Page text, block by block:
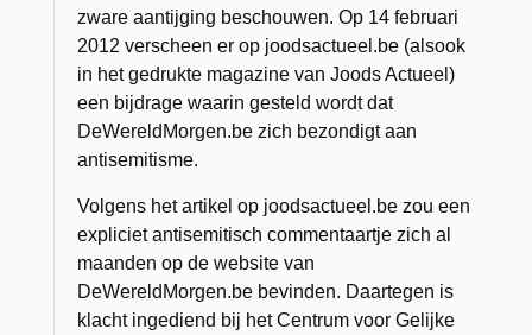
zware aantijging beschouwen. Op 14 februari
2012 verscheen er op joodsactueel.be (alsook
in het gedrukte magazine van Joods Actueel)
een bijdrage waarin gesteld wordt dat
DeWereldMorgen.be zich bezondigt aan
antisemitisme.
Volgens het artikel op joodsactueel.be zou een
expliciet antisemitisch commentaartje zich al
maanden op de website van
DeWereldMorgen.be bevinden. Daartegen is
klacht ingediend bij het Centrum voor Gelijke